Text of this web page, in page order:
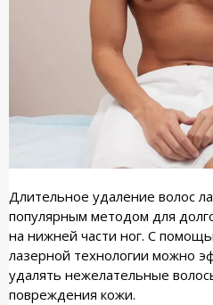
Длительное удаление волос
популярным методом для
на нижней части ног. С
лазерной технологии можно
удалять нежелательные
повреждения кожи.